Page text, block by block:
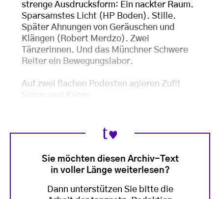
strenge Ausdrucksform: Ein nackter Raum.
Sparsamstes Licht (HP Boden). Stille.
Später Ahnungen von Geräuschen und
Klängen (Robert Merdzo). Zwei
Tänzerinnen. Und das Münchner Schwere
Reiter ein Bewegungslabor.
Auf zwei flachen Podesten agieren Zufit
Simon und Karen
Sie möchten diesen Archiv-Text
in voller Länge weiterlesen?
Dann unterstützen Sie bitte die